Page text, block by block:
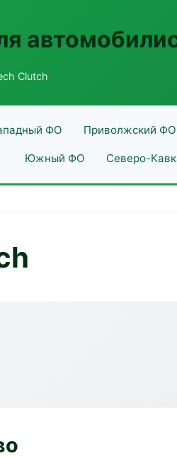
Clutch
ФО Приволжский ФО
Южный ФО Северо-